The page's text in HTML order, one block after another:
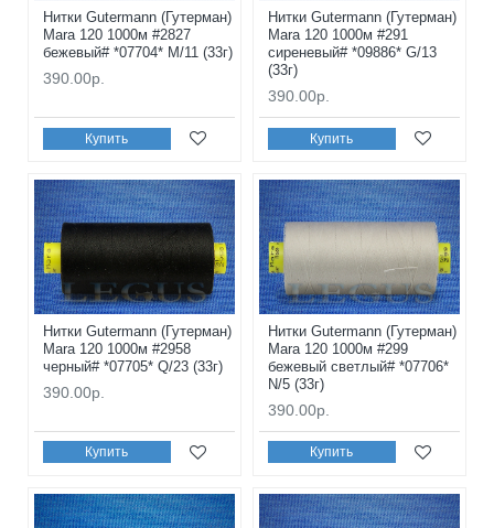
Нитки Gutermann (Гутерман)
Mara 120 1000м #2827
бежевый# *07704* M/11 (33г)
390.00р.
Купить
Нитки Gutermann (Гутерман)
Mara 120 1000м #291
сиреневый# *09886* G/13
(33г)
390.00р.
Купить
Нитки Gutermann (Гутерман)
Mara 120 1000м #2958
черный# *07705* Q/23 (33г)
390.00р.
Купить
Нитки Gutermann (Гутерман)
Mara 120 1000м #299
бежевый светлый# *07706*
N/5 (33г)
390.00р.
Купить